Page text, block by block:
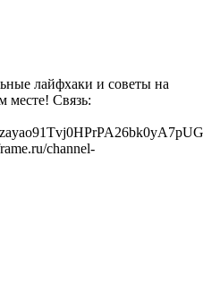
лайфхаки и советы на
месте! Связь:
channel-